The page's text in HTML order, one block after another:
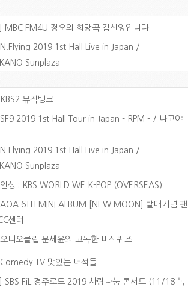
MBC FM4U 정오의 희망곡 김신영입니다
2019 1st Hall Live in Japan /
Sunplaza
뮤직뱅크
2019 1st Hall Tour in Japan - RPM - / 나고야
2019 1st Hall Live in Japan /
Sunplaza
성 : KBS WORLD WE K-POP (OVERSEAS)
AOA 6TH MINI ALBUM [NEW MOON] 발매기념 팬
센터
디오클립 문세윤의 고독한 미식퀴즈
TV 맛있는 녀석들
SBS FiL 경주로드 2019 사랑나눔 콘서트 (11/18 녹